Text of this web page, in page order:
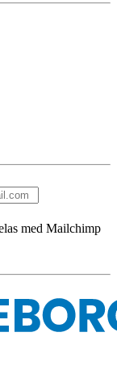
med Mailchimp